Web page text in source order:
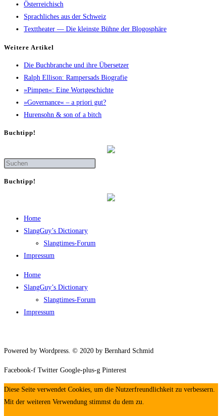
Österreichisch
Sprachliches aus der Schweiz
Texttheater — Die kleinste Bühne der Blogosphäre
Wei­te­re Artikel
Die Buch­bran­che und ihre Übersetzer
Ralph Elli­son: Ram­pers­ads Biografie
»Pim­pen«: Eine Wortgeschichte
»Gover­nan­ce« – a prio­ri gut?
Huren­sohn & son of a bitch
Buch­tipp!
Buch­tipp!
Home
SlangGuy’s Dic­tion­a­ry
Slang­times-Forum
Impres­sum
Home
SlangGuy’s Dic­tion­a­ry
Slang­times-Forum
Impres­sum
Powered by Wordpress. © 2020 by Bernhard Schmid
Facebook-f Twitter Google-plus-g Pinterest
Diese Seite verwendet Cookies, um die Nutzerfreundlichkeit zu verbessern.
Mit der weiteren Verwendung stimmst du dem zu.